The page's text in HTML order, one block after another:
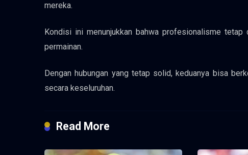
mereka.
Kondisi ini menunjukkan bahwa profesionalisme
permainan.
Dengan hubungan yang tetap solid, keduanya bisa
secara keseluruhan.
Read More